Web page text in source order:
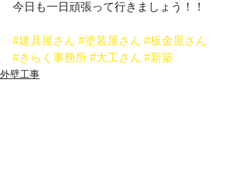
今日も一日頑張って行きましょう！！
#建具屋さん #塗装屋さん #板金屋さん
#きらく事務所 #大工さん #新築
外壁工事